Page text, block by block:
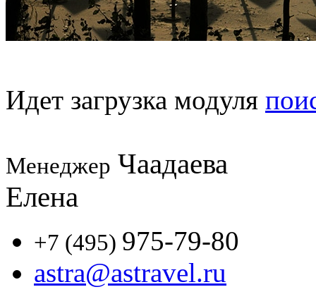
Идет загрузка модуля
Менеджер Чаадаева
Елена
+7 (495) 975-79-80
astra@astravel.ru